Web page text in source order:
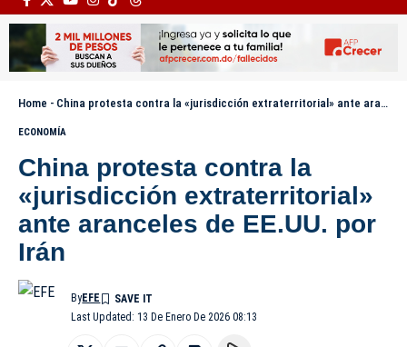
Home - China protesta contra la «jurisdicción extraterritorial» ante aranceles de EE.UU. por Irán
ECONOMÍA
China protesta contra la
«jurisdicción extraterritorial»
ante aranceles de EE.UU. por
Irán
Last Updated: 13 De Enero De 2026 08:13
ByEFE